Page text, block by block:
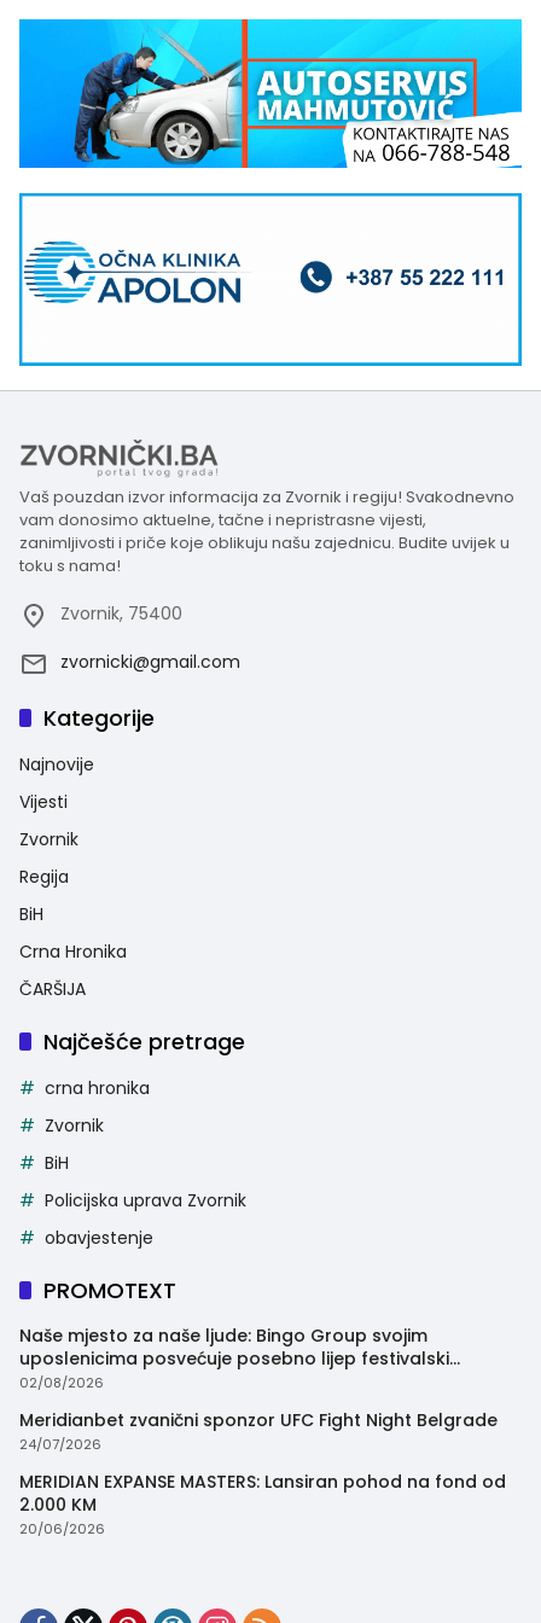
Vaš pouzdan izvor informacija za Zvornik i regiju! Svakodnevno
vam donosimo aktuelne, tačne i nepristrasne vijesti,
zanimljivosti i priče koje oblikuju našu zajednicu. Budite uvijek u
toku s nama!
Zvornik, 75400
zvornicki@gmail.com
Kategorije
Najnovije
Vijesti
Zvornik
Regija
BiH
Crna Hronika
ČARŠIJA
Najčešće pretrage
crna hronika
Zvornik
BiH
Policijska uprava Zvornik
obavjestenje
PROMOTEXT
Naše mjesto za naše ljude: Bingo Group svojim
uposlenicima posvećuje posebno lijep festivalski
trenutak
02/08/2026
Meridianbet zvanični sponzor UFC Fight Night Belgrade
24/07/2026
MERIDIAN EXPANSE MASTERS: Lansiran pohod na fond od
2.000 KM
20/06/2026